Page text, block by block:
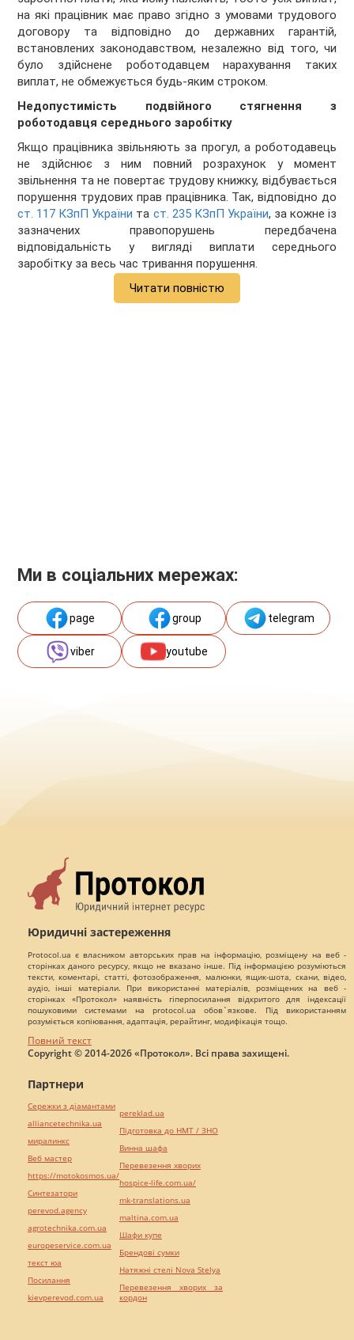
на які працівник має право згідно з умовами трудового
договору та відповідно до державних гарантій,
встановлених законодавством, незалежно від того, чи
було здійснене роботодавцем нарахування таких
виплат, не обмежується будь-яким строком.
Недопустимість подвійного стягнення з
роботодавця середнього заробітку
Якщо працівника звільняють за прогул, а роботодавець
не здійснює з ним повний розрахунок у момент
звільнення та не повертає трудову книжку, відбувається
порушення трудових прав працівника. Так, відповідно до
ст. 117 КЗпП України та ст. 235 КЗпП України, за кожне із
зазначених правопорушень передбачена
відповідальність у вигляді виплати середнього
заробітку за весь час тривання порушення.
Читати повністю
Ми в соціальних мережах:
page group telegram
viber youtube
Юридичні застереження
Protocol.ua є власником авторських прав на інформацію, розміщену на веб -
сторінках даного ресурсу, якщо не вказано інше. Під інформацією розуміються
тексти, коментарі, статті, фотозображення, малюнки, ящик-шота, скани, відео,
аудіо, інші матеріали. При використанні матеріалів, розміщених на веб -
сторінках «Протокол» наявність гіперпосилання відкритого для індексації
пошуковими системами на protocol.ua обов`язкове. Під використанням
розуміється копіювання, адаптація, рерайтинг, модифікація тощо.
Повний текст
Copyright © 2014-2026 «Протокол». Всі права захищені.
Партнери
Сережки з діамантами
alliancetechnika.ua
миралинкс
Веб мастер
https://motokosmos.ua/
Синтезатори
perevod.agency
agrotechnika.com.ua
europeservice.com.ua
текст юа
Посилання
kievperevod.com.ua
pereklad.ua
Підготовка до НМТ / ЗНО
Винна шафа
Перевезення хворих
hospice-life.com.ua/
mk-translations.ua
maltina.com.ua
Шафи купе
Брендові сумки
Натяжні стелі Nova Stelya
Перевезення хворих за
кордон